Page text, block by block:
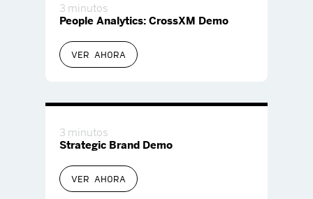
3 minutos
People Analytics: CrossXM Demo
VER AHORA
3 minutos
Strategic Brand Demo
VER AHORA